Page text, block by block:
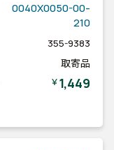
0040X0050-00-
210
355-9383
取寄品
￥1,449